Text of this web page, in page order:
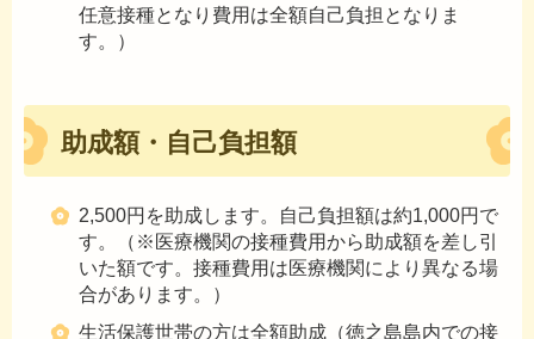
任意接種となり費用は全額自己負担となりま
す。）
助成額・自己負担額
2,500円を助成します。自己負担額は約1,000円で
す。（※医療機関の接種費用から助成額を差し引
いた額です。接種費用は医療機関により異なる場
合があります。）
生活保護世帯の方は全額助成（徳之島島内での接